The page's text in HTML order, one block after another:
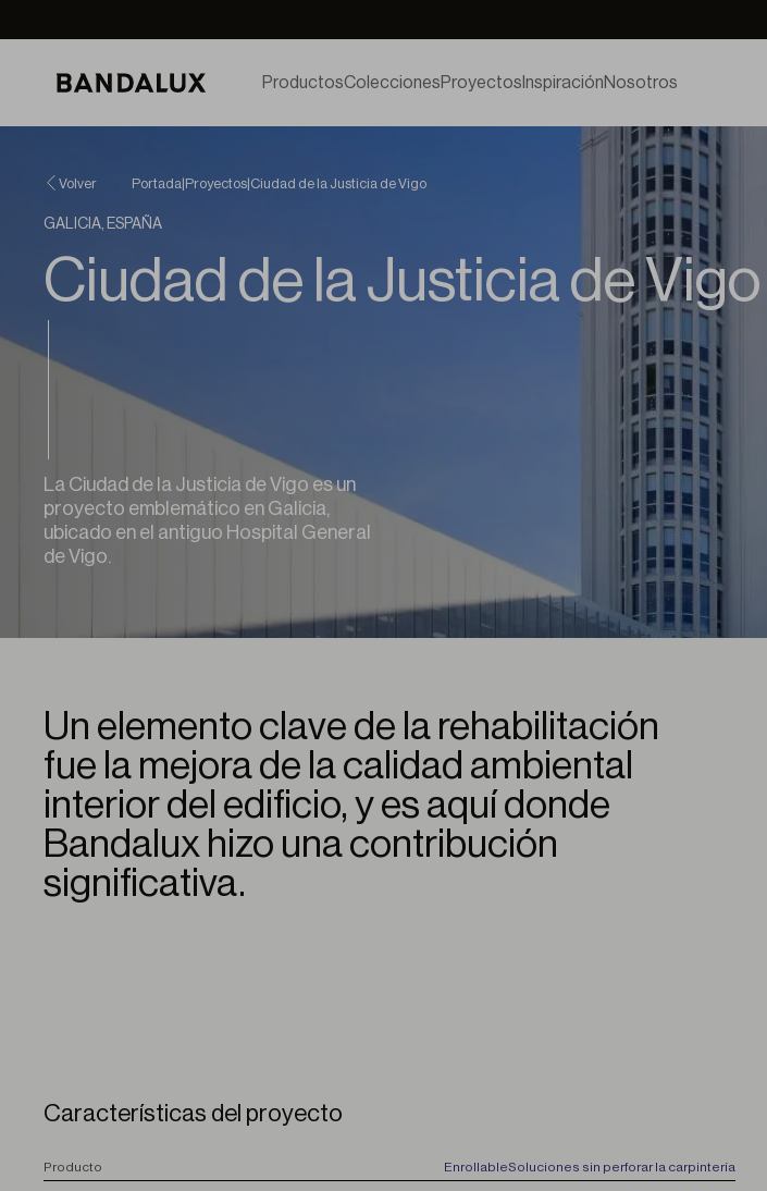
ProductosColeccionesProyectos InspiraciónNosotros
Volver Portada Proyectos Ciudad de la Justicia de Vigo
GALICIA, ESPAÑA
Ciudad de la Justicia de Vigo
La Ciudad de la Justicia de Vigo es un
proyecto emblemático en Galicia,
ubicado en el antiguo Hospital General
de Vigo.
Un elemento clave de la rehabilitación
fue la mejora de la calidad ambiental
interior del edificio, y es aquí donde
Bandalux hizo una contribución
significativa.
Características del proyecto
Producto EnrollableSoluciones sin perforar la carpintería